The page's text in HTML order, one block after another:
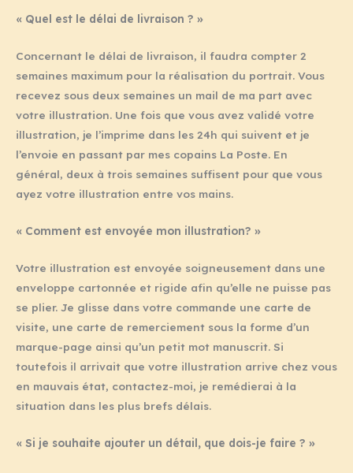
« Quel est le délai de livraison ? »
Concernant le délai de livraison, il faudra compter 2
semaines maximum pour la réalisation du portrait. Vous
recevez sous deux semaines un mail de ma part avec
votre illustration. Une fois que vous avez validé votre
illustration, je l’imprime dans les 24h qui suivent et je
l’envoie en passant par mes copains La Poste. En
général, deux à trois semaines suffisent pour que vous
ayez votre illustration entre vos mains.
« Comment est envoyée mon illustration? »
Votre illustration est envoyée soigneusement dans une
enveloppe cartonnée et rigide afin qu’elle ne puisse pas
se plier. Je glisse dans votre commande une carte de
visite, une carte de remerciement sous la forme d’un
marque-page ainsi qu’un petit mot manuscrit. Si
toutefois il arrivait que votre illustration arrive chez vous
en mauvais état, contactez-moi, je remédierai à la
situation dans les plus brefs délais.
« Si je souhaite ajouter un détail, que dois-je faire ? »